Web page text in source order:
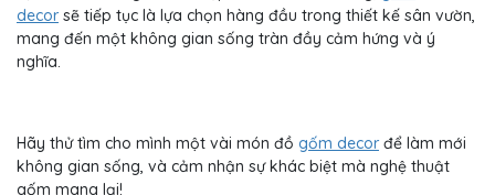
decor sẽ tiếp tục là lựa chọn hàng đầu trong thiết kế sân vườn,
mang đến một không gian sống tràn đầy cảm hứng và ý
nghĩa.
Hãy thử tìm cho mình một vài món đồ gốm decor để làm mới
không gian sống, và cảm nhận sự khác biệt mà nghệ thuật
gốm mang lại!